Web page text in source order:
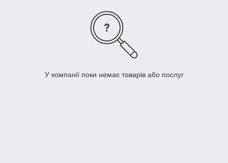
У компанії поки немає товарів або послуг